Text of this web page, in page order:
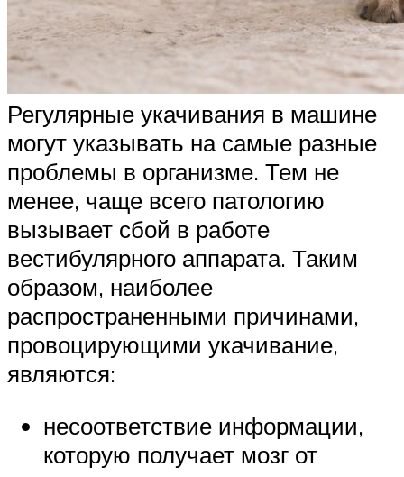
Регулярные укачивания в машине
могут указывать на самые разные
проблемы в организме. Тем не
менее, чаще всего патологию
вызывает сбой в работе
вестибулярного аппарата. Таким
образом, наиболее
распространенными причинами,
провоцирующими укачивание,
являются:
несоответствие информации,
которую получает мозг от